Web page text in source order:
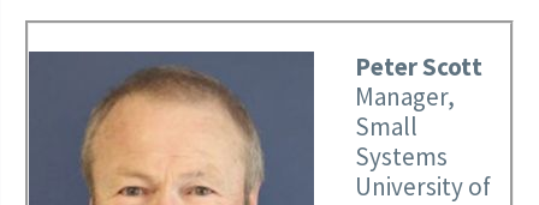
Peter Scott
Manager,
Small
Systems
University of